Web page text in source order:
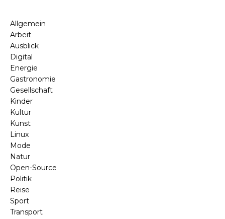
Allgemein
Arbeit
Ausblick
Digital
Energie
Gastronomie
Gesellschaft
Kinder
Kultur
Kunst
Linux
Mode
Natur
Open-Source
Politik
Reise
Sport
Transport